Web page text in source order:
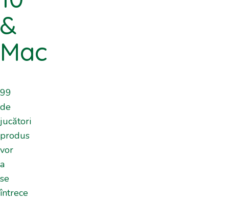
&
Mac
99
de
jucători
produs
vor
a
se
întrece